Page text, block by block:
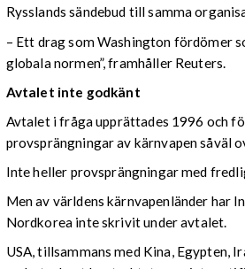
Rysslands sändebud till samma
– Ett drag som Washington fördömer
globala normen”, framhåller Reuters.
Avtalet inte godkänt
Avtalet i fråga upprättades 1996 och
provsprängningar av kärnvapen såväl
Inte heller provsprängningar med
Men av världens kärnvapenländer har
Nordkorea inte skrivit under avtalet.
USA, tillsammans med Kina, Egypten,